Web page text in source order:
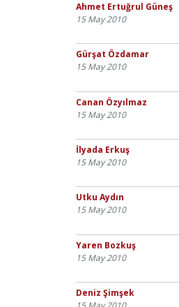
Ahmet Ertuğrul Güneş
15 May 2010
Gürşat Özdamar
15 May 2010
Canan Özyılmaz
15 May 2010
İlyada Erkuş
15 May 2010
Utku Aydın
15 May 2010
Yaren Bozkuş
15 May 2010
Deniz Şimşek